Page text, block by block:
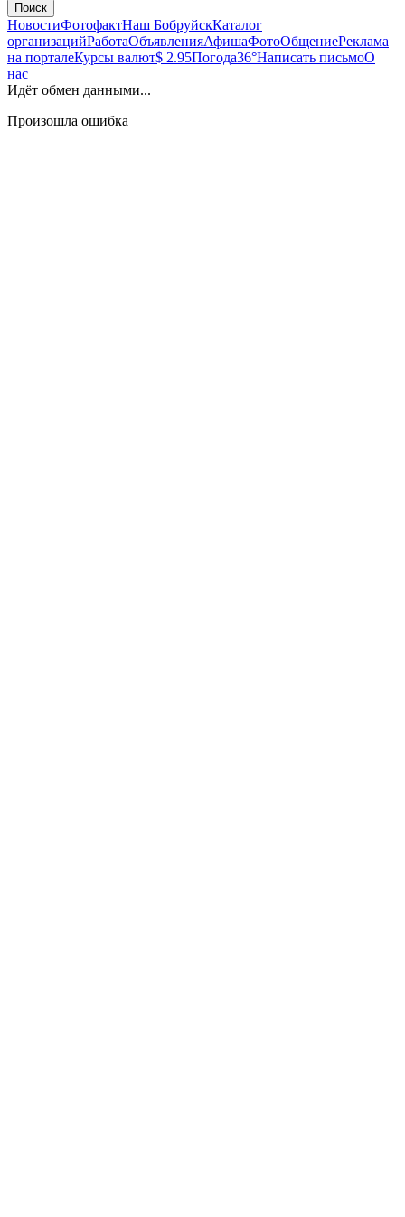
Поиск
НовостиФотофактНаш БобруйскКаталог
организацийРаботаОбъявленияАфишаФотоОбщениеРеклама
на порталеКурсы валют$ 2.95Погода36°Написать письмоО
нас
Идёт обмен данными...
Произошла ошибка